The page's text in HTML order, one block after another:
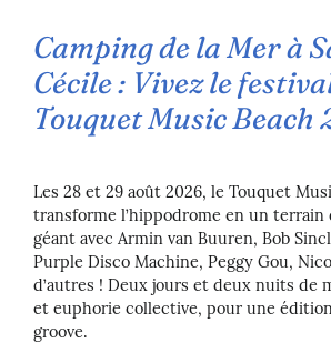
Camping de la Mer à
Cécile : Vivez le
Touquet Music Beach
Les 28 et 29 août 2026, le Touquet
transforme l’hippodrome en un terrain
géant avec Armin van Buuren, Bob
Purple Disco Machine, Peggy Gou,
d’autres ! Deux jours et deux nuits de
et euphorie collective, pour une
groove.